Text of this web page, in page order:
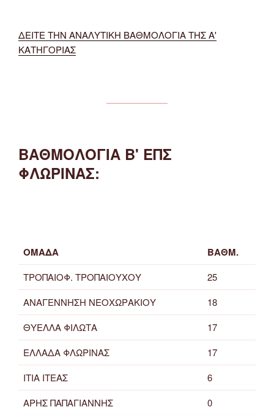
ΔΕΙΤΕ ΤΗΝ ΑΝΑΛΥΤΙΚΗ ΒΑΘΜΟΛΟΓΙΑ ΤΗΣ Α'
ΚΑΤΗΓΟΡΙΑΣ
ΒΑΘΜΟΛΟΓΙΑ Β' ΕΠΣ
ΦΛΩΡΙΝΑΣ:
ΟΜΑΔΑ ΒΑΘΜ.
ΤΡΟΠΑΙΟΦ. ΤΡΟΠΑΙΟΥΧΟΥ
25
ΑΝΑΓΕΝΝΗΣΗ ΝΕΟΧΩΡΑΚΙΟΥ
18
ΘΥΕΛΛΑ ΦΙΛΩΤΑ
17
ΕΛΛΑΔΑ ΦΛΩΡΙΝΑΣ
17
ΙΤΙΑ ΙΤΕΑΣ
6
ΑΡΗΣ ΠΑΠΑΓΙΑΝΝΗΣ
0